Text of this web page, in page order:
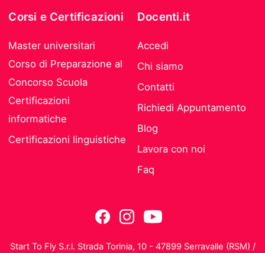
Corsi e Certificazioni
Master universitari
Corso di Preparazione al
Concorso Scuola
Certificazioni
informatiche
Certificazioni linguistiche
Docenti.it
Accedi
Chi siamo
Contatti
Richiedi Appuntamento
Blog
Lavora con noi
Faq
Start To Fly S.r.l. Strada Torinia, 10 - 47899 Serravalle (RSM) /